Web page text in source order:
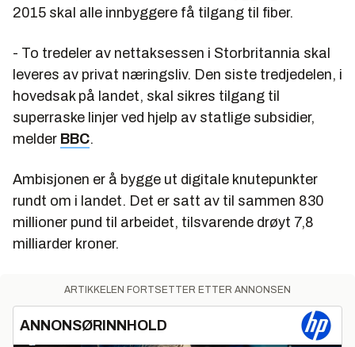
2015 skal alle innbyggere få tilgang til fiber.
- To tredeler av nettaksessen i Storbritannia skal
leveres av privat næringsliv. Den siste tredjedelen, i
hovedsak på landet, skal sikres tilgang til
superraske linjer ved hjelp av statlige subsidier,
melder BBC.
Ambisjonen er å bygge ut digitale knutepunkter
rundt om i landet. Det er satt av til sammen 830
millioner pund til arbeidet, tilsvarende drøyt 7,8
milliarder kroner.
ARTIKKELEN FORTSETTER ETTER ANNONSEN
ANNONSØRINNHOLD